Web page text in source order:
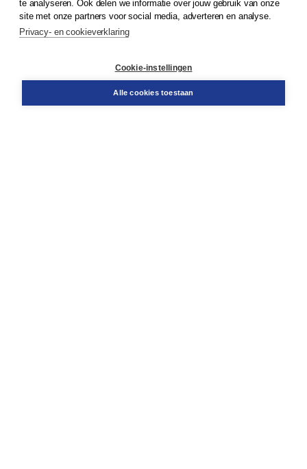
Klantenservice
Service & informatie
Contact
te analyseren. Ook delen we informatie over jouw gebruik van onze
site met onze partners voor social media, adverteren en analyse.
Privacy- en cookieverklaring
Cookie-instellingen
Alle cookies toestaan